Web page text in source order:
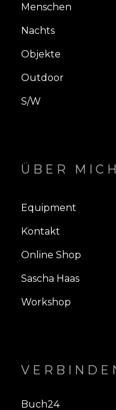
Menschen
Nachts
Objekte
Outdoor
S/W
ÜBER MICH
Equipment
Kontakt
Online Shop
Sascha Haas
Workshop
Buch24